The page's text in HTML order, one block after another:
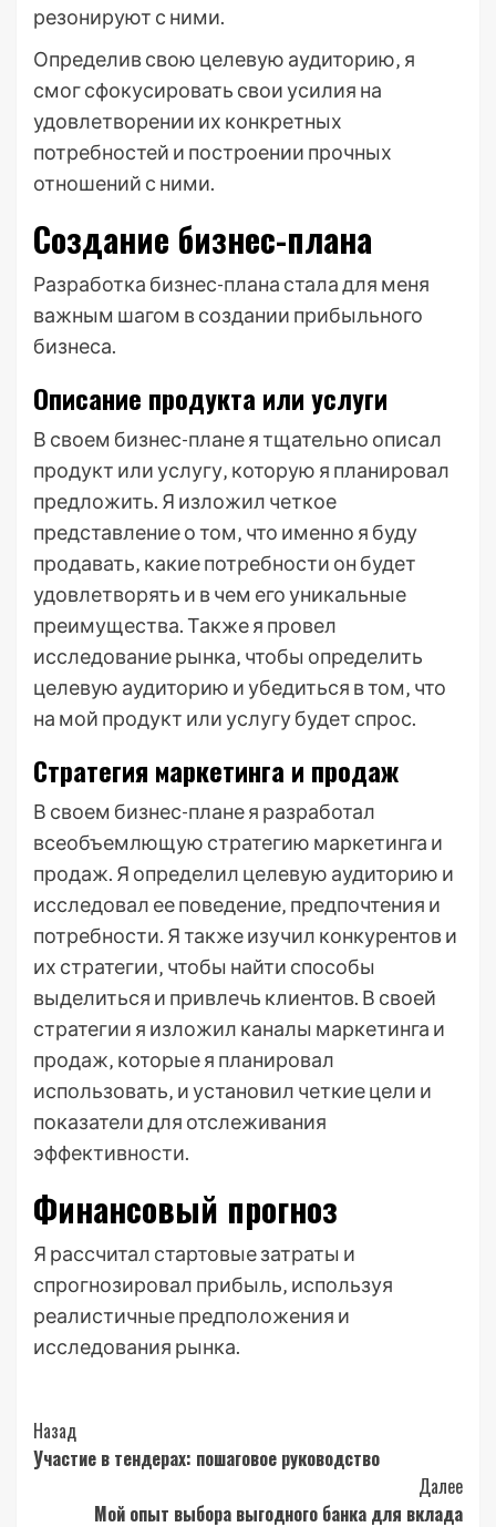
резонируют с ними.
Определив свою целевую аудиторию‚ я
смог сфокусировать свои усилия на
удовлетворении их конкретных
потребностей и построении прочных
отношений с ними.
Создание бизнес-плана
Разработка бизнес-плана стала для меня
важным шагом в создании прибыльного
бизнеса.
Описание продукта или услуги
В своем бизнес-плане я тщательно описал
продукт или услугу‚ которую я планировал
предложить. Я изложил четкое
представление о том‚ что именно я буду
продавать‚ какие потребности он будет
удовлетворять и в чем его уникальные
преимущества. Также я провел
исследование рынка‚ чтобы определить
целевую аудиторию и убедиться в том‚ что
на мой продукт или услугу будет спрос.
Стратегия маркетинга и продаж
В своем бизнес-плане я разработал
всеобъемлющую стратегию маркетинга и
продаж. Я определил целевую аудиторию и
исследовал ее поведение‚ предпочтения и
потребности. Я также изучил конкурентов и
их стратегии‚ чтобы найти способы
выделиться и привлечь клиентов. В своей
стратегии я изложил каналы маркетинга и
продаж‚ которые я планировал
использовать‚ и установил четкие цели и
показатели для отслеживания
эффективности.
Финансовый прогноз
Я рассчитал стартовые затраты и
спрогнозировал прибыль‚ используя
реалистичные предположения и
исследования рынка.
Post
Navigation
Назад
Участие в тендерах: пошаговое руководство
Далее
Мой опыт выбора выгодного банка для вклада